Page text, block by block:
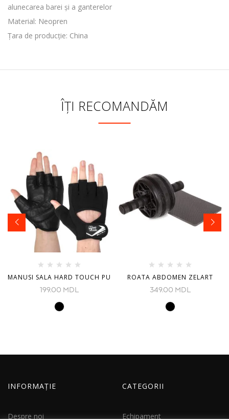
alunecarea barei și a ganterelor
Material: Neopren
Țara de producție: China
ÎȚI RECOMANDĂM
MANUSI SALA HARD TOUCH PU
199.00 MDL
ROATA ABDOMEN ZELART
349.00 MDL
INFORMAȚIE
Despre noi
CATEGORII
Echipament